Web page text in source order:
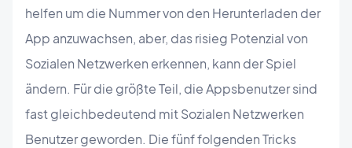
helfen um die Nummer von den Herunterladen der
App anzuwachsen, aber, das risieg Potenzial von
Sozialen Netzwerken erkennen, kann der Spiel
ändern. Für die größte Teil, die Appsbenutzer sind
fast gleichbedeutend mit Sozialen Netzwerken
Benutzer geworden. Die fünf folgenden Tricks